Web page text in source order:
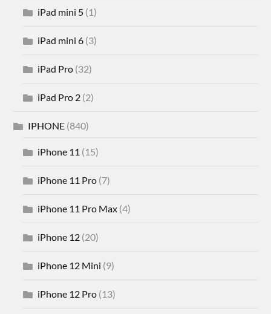
iPad mini 5 (1)
iPad mini 6 (3)
iPad Pro (32)
iPad Pro 2 (2)
IPHONE (840)
iPhone 11 (15)
iPhone 11 Pro (7)
iPhone 11 Pro Max (4)
iPhone 12 (20)
iPhone 12 Mini (9)
iPhone 12 Pro (13)